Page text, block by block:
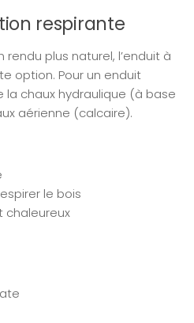
respirante
rendu plus naturel, l’enduit à
option. Pour un enduit
la chaux hydraulique (à base
aérienne (calcaire).
le bois
chaleureux